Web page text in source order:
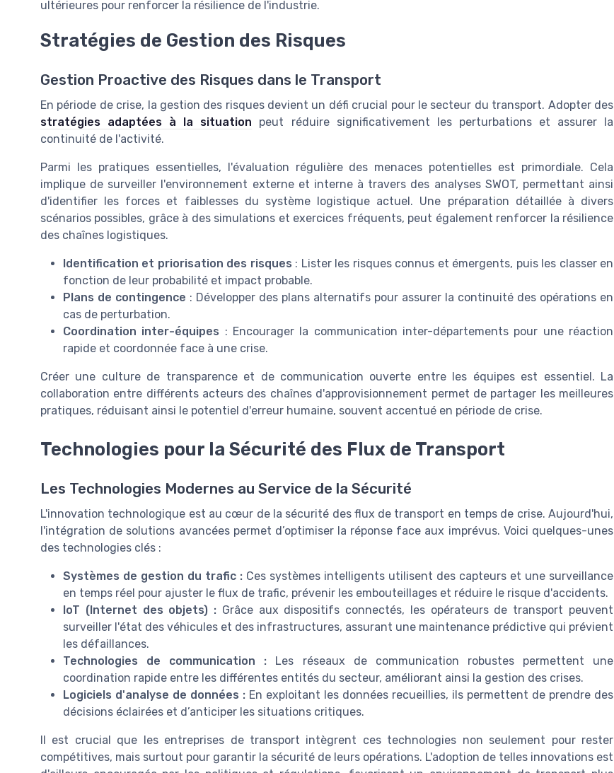
ultérieures pour renforcer la résilience de l'industrie.
Stratégies de Gestion des Risques
Gestion Proactive des Risques dans le Transport
En période de crise, la gestion des risques devient un défi crucial pour le secteur du transport. Adopter des
stratégies adaptées à la situation peut réduire significativement les perturbations et assurer la
continuité de l'activité.
Parmi les pratiques essentielles, l'évaluation régulière des menaces potentielles est primordiale. Cela
implique de surveiller l'environnement externe et interne à travers des analyses SWOT, permettant ainsi
d'identifier les forces et faiblesses du système logistique actuel. Une préparation détaillée à divers
scénarios possibles, grâce à des simulations et exercices fréquents, peut également renforcer la résilience
des chaînes logistiques.
Identification et priorisation des risques : Lister les risques connus et émergents, puis les classer en
fonction de leur probabilité et impact probable.
Plans de contingence : Développer des plans alternatifs pour assurer la continuité des opérations en
cas de perturbation.
Coordination inter-équipes : Encourager la communication inter-départements pour une réaction
rapide et coordonnée face à une crise.
Créer une culture de transparence et de communication ouverte entre les équipes est essentiel. La
collaboration entre différents acteurs des chaînes d'approvisionnement permet de partager les meilleures
pratiques, réduisant ainsi le potentiel d'erreur humaine, souvent accentué en période de crise.
Technologies pour la Sécurité des Flux de Transport
Les Technologies Modernes au Service de la Sécurité
L'innovation technologique est au cœur de la sécurité des flux de transport en temps de crise. Aujourd'hui,
l'intégration de solutions avancées permet d’optimiser la réponse face aux imprévus. Voici quelques-unes
des technologies clés :
Systèmes de gestion du trafic : Ces systèmes intelligents utilisent des capteurs et une surveillance
en temps réel pour ajuster le flux de trafic, prévenir les embouteillages et réduire le risque d'accidents.
IoT (Internet des objets) : Grâce aux dispositifs connectés, les opérateurs de transport peuvent
surveiller l'état des véhicules et des infrastructures, assurant une maintenance prédictive qui prévient
les défaillances.
Technologies de communication : Les réseaux de communication robustes permettent une
coordination rapide entre les différentes entités du secteur, améliorant ainsi la gestion des crises.
Logiciels d'analyse de données : En exploitant les données recueillies, ils permettent de prendre des
décisions éclairées et d’anticiper les situations critiques.
Il est crucial que les entreprises de transport intègrent ces technologies non seulement pour rester
compétitives, mais surtout pour garantir la sécurité de leurs opérations. L'adoption de telles innovations est